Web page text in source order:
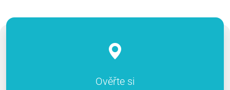
Ověřte si